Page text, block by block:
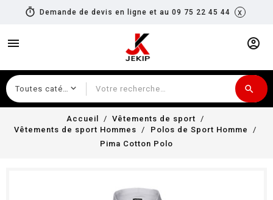
timer Demande de devis en ligne et au 09 75 22 45 44 x
menu account_circle
search
Accueil
Vêtements de sport
Vêtements de sport Hommes
Polos de Sport Homme
Pima Cotton Polo